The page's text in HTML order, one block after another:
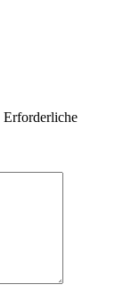
Erforderliche